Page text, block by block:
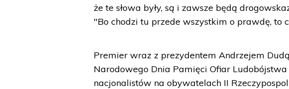
że te słowa były, są i zawsze będą
"Bo chodzi tu przede wszystkim o prawdę, to
Premier wraz z prezydentem Andrzejem
Narodowego Dnia Pamięci Ofiar
nacjonalistów na obywatelach II